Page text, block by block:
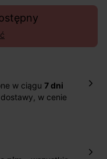
w ciągu 7 dni
w cenie